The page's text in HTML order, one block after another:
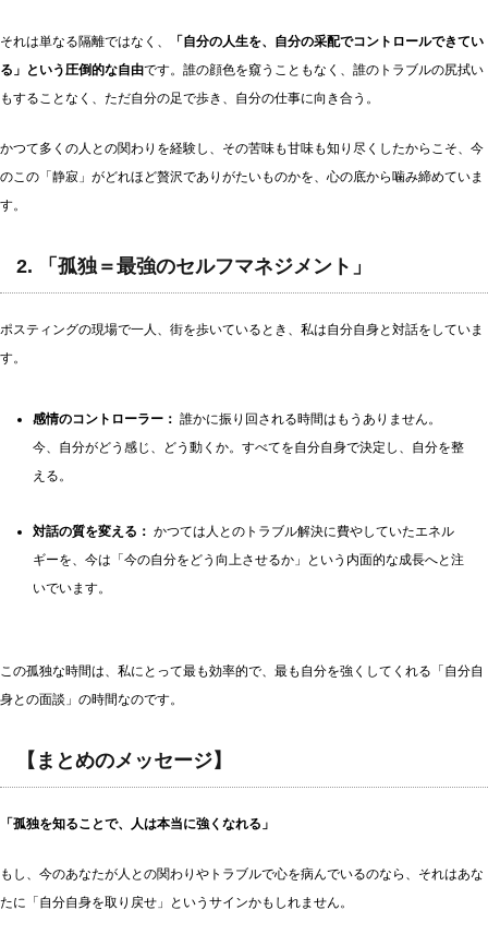
それは単なる隔離ではなく、
「自分の人生を、自分の采配でコントロールできてい
る」という圧倒的な自由です。誰の顔色を窺うこともなく、誰のトラブルの尻拭い
もすることなく、ただ自分の足で歩き、自分の仕事に向き合う。
かつて多くの人との関わりを経験し、その苦味も甘味も知り尽くしたからこそ、今
のこの「静寂」がどれほど贅沢でありがたいものかを、心の底から噛み締めていま
す。
2. 「孤独＝最強のセルフマネジメント」
ポスティングの現場で一人、街を歩いているとき、私は自分自身と対話をしていま
す。
感情のコントローラー： 誰かに振り回される時間はもうありません。
今、自分がどう感じ、どう動くか。すべてを自分自身で決定し、自分を整
える。
対話の質を変える： かつては人とのトラブル解決に費やしていたエネル
ギーを、今は「今の自分をどう向上させるか」という内面的な成長へと注
いでいます。
この孤独な時間は、私にとって最も効率的で、最も自分を強くしてくれる「自分自
身との面談」の時間なのです。
【まとめのメッセージ】
「孤独を知ることで、人は本当に強くなれる」
もし、今のあなたが人との関わりやトラブルで心を病んでいるのなら、それはあな
たに「自分自身を取り戻せ」というサインかもしれません。